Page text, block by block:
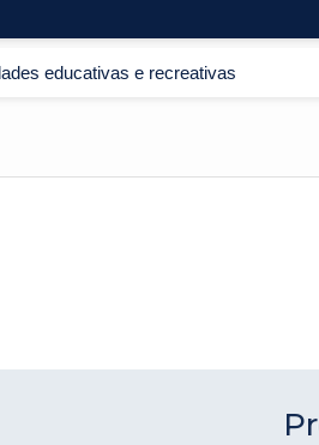
educativas e recreativas